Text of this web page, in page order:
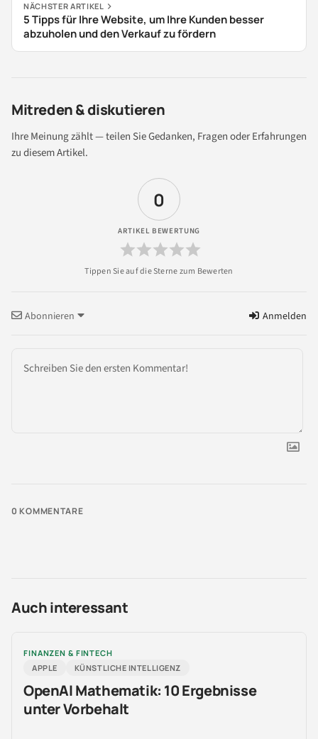
NÄCHSTER ARTIKEL
5 Tipps für Ihre Website, um Ihre Kunden besser
abzuholen und den Verkauf zu fördern
Mitreden & diskutieren
Ihre Meinung zählt — teilen Sie Gedanken, Fragen oder Erfahrungen
zu diesem Artikel.
0
ARTIKEL BEWERTUNG
Abonnieren Anmelden
0 KOMMENTARE
Auch interessant
FINANZEN & FINTECH
APPLE
KÜNSTLICHE INTELLIGENZ
OpenAI Mathematik: 10 Ergebnisse
unter Vorbehalt